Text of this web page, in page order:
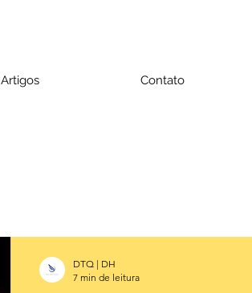
Artigos Contato
DTQ | DH
7 min de leitura